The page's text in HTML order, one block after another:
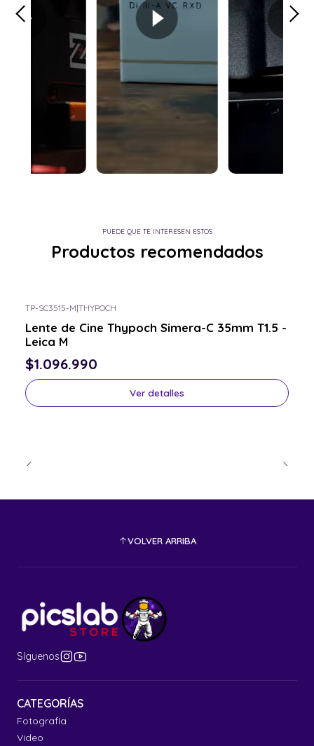
PUEDE QUE TE INTERESEN ESTOS
Productos recomendados
TP-SC3515-M|THYPOCH
Lente de Cine Thypoch Simera-C 35mm T1.5 -
Leica M
$1.096.990
Ver detalles
VOLVER ARRIBA
Síguenos
CATEGORÍAS
Fotografía
Video